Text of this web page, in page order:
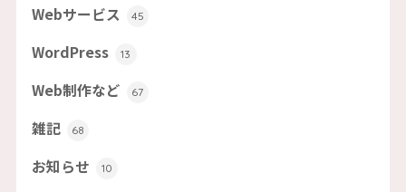
Webサービス 45
WordPress 13
Web制作など 67
雑記 68
お知らせ 10